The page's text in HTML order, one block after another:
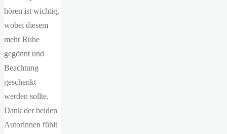
hören ist wichtig,
wobei diesem
mehr Ruhe
gegönnt und
Beachtung
geschenkt
werden sollte.
Dank der beiden
Autorinnen fühlt